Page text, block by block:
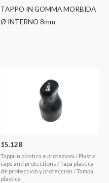
TAPPO IN GOMMA MORBIDA
Ø INTERNO 8mm
15.128
Tappi in plastica e protezioni / Plastic
caps and protections / Tapa plastica
de proteccion y proteccion / Tampa
plastica